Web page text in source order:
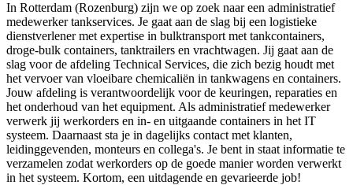
In Rotterdam (Rozenburg) zijn we op zoek naar een administratief
medewerker tankservices. Je gaat aan de slag bij een logistieke
dienstverlener met expertise in bulktransport met tankcontainers,
droge-bulk containers, tanktrailers en vrachtwagen. Jij gaat aan de
slag voor de afdeling Technical Services, die zich bezig houdt met
het vervoer van vloeibare chemicaliën in tankwagens en containers.
Jouw afdeling is verantwoordelijk voor de keuringen, reparaties en
het onderhoud van het equipment. Als administratief medewerker
verwerk jij werkorders en in- en uitgaande containers in het IT
systeem. Daarnaast sta je in dagelijks contact met klanten,
leidinggevenden, monteurs en collega's. Je bent in staat informatie te
verzamelen zodat werkorders op de goede manier worden verwerkt
in het systeem. Kortom, een uitdagende en gevarieerde job!